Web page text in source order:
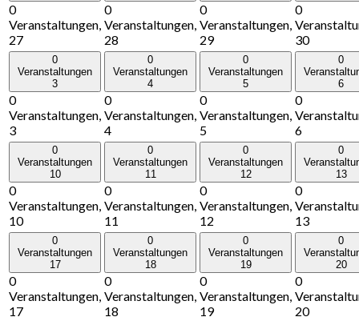
0
Veranstaltungen,
27
0
Veranstaltungen,
28
0
Veranstaltungen,
29
0
30
0
Veranstaltungen
3
0
Veranstaltungen,
3
0
Veranstaltungen
4
0
Veranstaltungen,
4
0
Veranstaltungen
5
0
Veranstaltungen,
5
0
6
0
6
0
Veranstaltungen
10
0
Veranstaltungen,
10
0
Veranstaltungen
11
0
Veranstaltungen,
11
0
Veranstaltungen
12
0
Veranstaltungen,
12
0
13
0
13
0
Veranstaltungen
17
0
Veranstaltungen,
17
0
Veranstaltungen
18
0
Veranstaltungen,
18
0
Veranstaltungen
19
0
Veranstaltungen,
19
0
20
0
20